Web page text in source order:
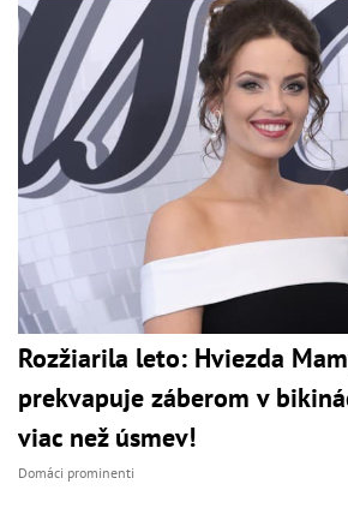
Rozžiarila leto: Hviezda
prekvapuje záberom v
viac než úsmev!
Domáci prominenti